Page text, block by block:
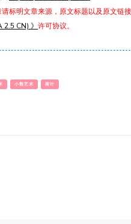
标明文章来源，原文标题以及原文链
2.5 CN) 》 许可协议。
小熊艺术 荷叶